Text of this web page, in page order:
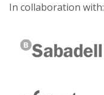
In collaboration with: